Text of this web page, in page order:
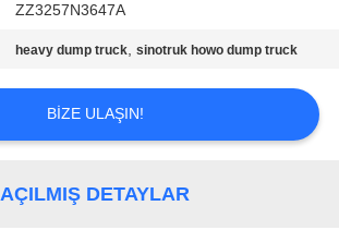
ZZ3257N3647A
heavy dump truck,sinotruk howo dump truck
BIZE ULAŞIN!
AÇILMIŞ DETAYLAR